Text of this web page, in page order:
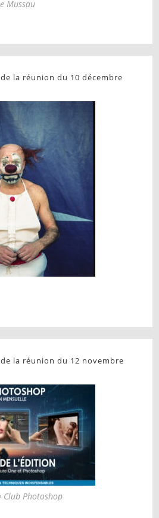
Mussau
la réunion du 10 décembre
la réunion du 12 novembre
Photoshop